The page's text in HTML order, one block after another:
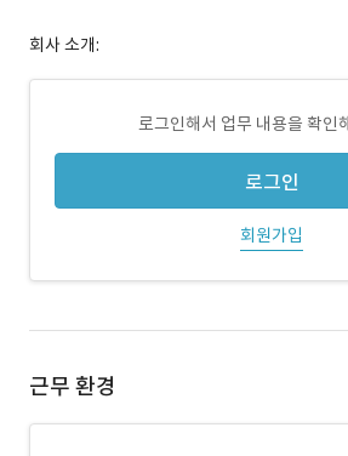
회사 소개:
로그인해서 업무 내용을 확인
로그인
회원가입
근무 환경